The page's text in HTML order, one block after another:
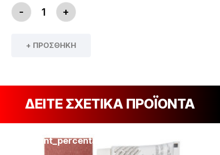
ΒΑΛΒΊΔΕΣ TUBELESS FUNN FRENCH/PRESTA
- +
+ ΠΡΟΣΘΉΚΗ
ΔΕΙΤΕ ΣΧΕΤΙΚΑ ΠΡΟΪΟΝΤΑ
[discount_percentage_loop]